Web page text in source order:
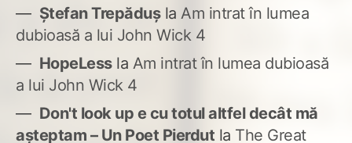
Ștefan Trepădușla Am intrat în lumea
dubioasă a lui John Wick 4
HopeLessla Am intrat în lumea dubioasă
a lui John Wick 4
Don't look up e cu totul altfel decât mă
așteptam – Un Poet Pierdut la The Great